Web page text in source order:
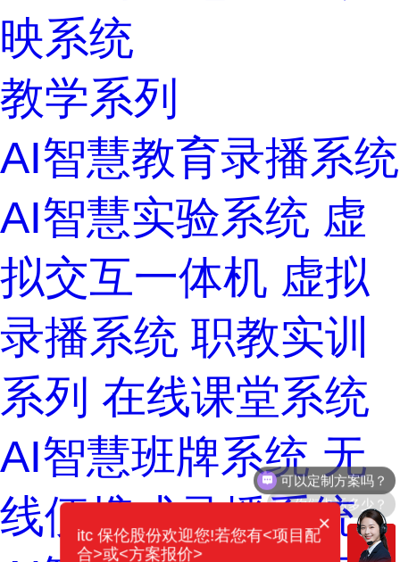
映系统
教学系列
AI智慧教育录播系统
AI智慧实验系统 虚
拟交互一体机 虚拟
录播系统 职教实训
系列 在线课堂系统
AI智慧班牌系统 无
线便携式录播系统
你们电话多少？
×
itc 保伦股份欢迎您!若您有<项目配
合>或<方案报价>